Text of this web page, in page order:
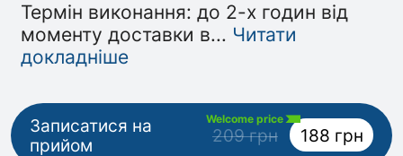
Термін виконання: до 2-х годин від
моменту доставки в... Читати
докладніше
Записатися на
прийом
Welcome price
209 грн 188 грн